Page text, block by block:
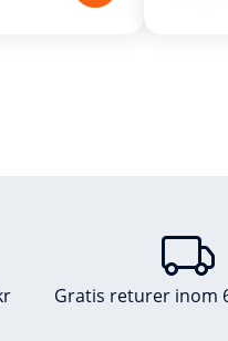
Gratis returer inom